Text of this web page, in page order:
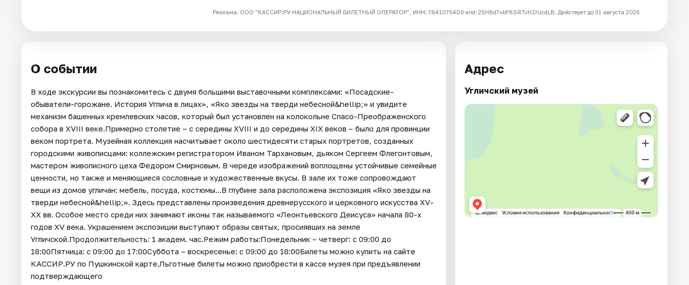
Реклама. ООО "КАССИР.РУ-НАЦИОНАЛЬНЫЙ БИЛЕТНЫЙ ОПЕРАТОР", ИНН: 7841075409 erid: 25H8d7vbP8SRTvHZrUcdLB. Действует до 31 августа 2026
О событии
В ходе экскурсии вы познакомитесь с двумя большими выставочными комплексами: «Посадские-
обыватели-горожане. История Углича в лицах», «Яко звезды на тверди небесной&hellip;» и увидите
механизм башенных кремлевских часов, который был установлен на колокольне Спасо-Преображенского
собора в XVIII веке.Примерно столетие – с середины XVIII и до середины XIX веков – было для провинции
веком портрета. Музейная коллекция насчитывает около шестидесяти старых портретов, созданных
городскими живописцами: коллежским регистратором Иваном Тархановым, дьяком Сергеем Флегонтовым,
мастером живописного цеха Фёдором Смирновым. В череде изображений воплощены устойчивые семейные
ценности, но также и меняющиеся сословные и художественные вкусы. В зале их тоже сопровождают
вещи из домов угличан: мебель, посуда, костюмы...В глубине зала расположена экспозиция «Яко звезды на
тверди небесной&hellip;». Здесь представлены произведения древнерусского и церковного искусства XV-
XX вв. Особое место среди них занимают иконы так называемого «Леонтьевского Деисуса» начала 80-х
годов XV века. Украшением экспозиции выступают образы святых, просиявших на земле
Угличской.Продолжительность: 1 академ. час.Режим работы:Понедельник – четверг: с 09:00 до
18:00Пятница: с 09:00 до 17:00Суббота – воскресенье: с 09:00 до 18:00Билеты можно купить на сайте
КАССИР.РУ по Пушкинской карте.Льготные билеты можно приобрести в кассе музея при предъявлении
подтверждающего
Адрес
Угличский музей